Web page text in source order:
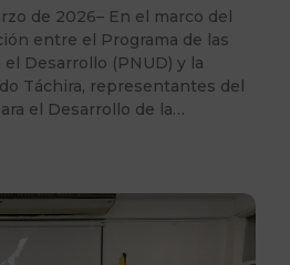
de 2026– En el marco del
entre el Programa de las
Desarrollo (PNUD) y la
Táchira, representantes del
el Desarrollo de la…